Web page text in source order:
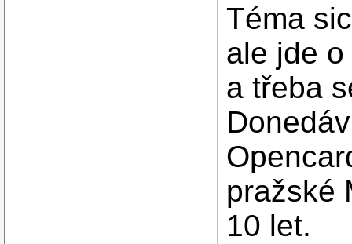
Téma
ale jde
a třeba
pražské
10 let.